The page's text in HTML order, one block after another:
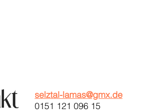
selztal-lamas@gmx.de
0151 121 096 15